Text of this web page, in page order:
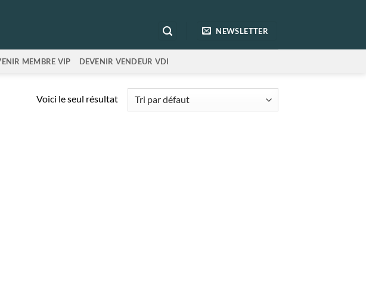
NEWSLETTER
MEMBRE VIP DEVENIR VENDEUR VDI
Voici le seul résultat